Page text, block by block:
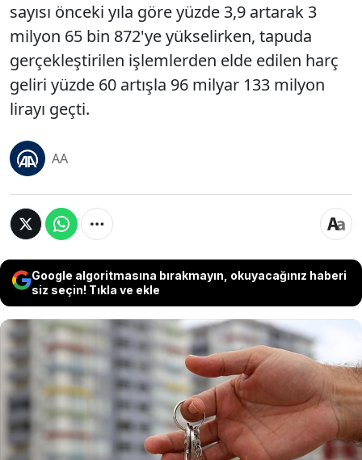
sayısı önceki yıla göre yüzde 3,9 artarak 3
milyon 65 bin 872'ye yükselirken, tapuda
gerçekleştirilen işlemlerden elde edilen harç
geliri yüzde 60 artışla 96 milyar 133 milyon
lirayı geçti.
AA
Google algoritmasına bırakmayın, okuyacağınız haberi
siz seçin! Tıkla ve ekle
Türkiye genelinde 2024'te satılan gayrimenkul
sayısı önceki yıla göre yüzde 3,9 artarak 3
milyon 65 bin 872'ye yükselirken, tapuda
gerçekleştirilen işlemlerden elde edilen harç
geliri yüzde 60 artışla 96 milyar 133 milyon